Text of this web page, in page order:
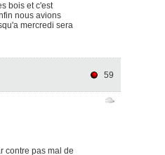
bois et c'est
nous avions
mercredi sera
59
contre pas mal de